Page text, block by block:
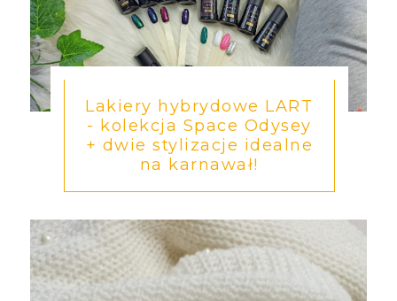
Lakiery hybrydowe LART
- kolekcja Space Odysey
+ dwie stylizacje idealne
na karnawał!